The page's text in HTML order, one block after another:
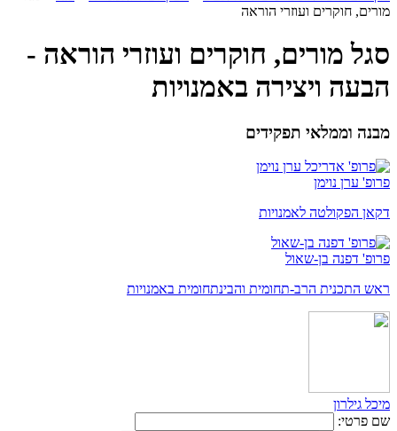
מורים, חוקרים ועוזרי הוראה
סגל מורים, חוקרים ועוזרי הוראה -
הבעה ויצירה באמנויות
מבנה וממלאי תפקידים
פרופ' ערן נוימן
דקאן הפקולטה לאמנויות
פרופ' דפנה בן-שאול
ראש התכנית הרב-תחומית והבינתחומית באמנויות
מיכל גילרון
שם פרטי: